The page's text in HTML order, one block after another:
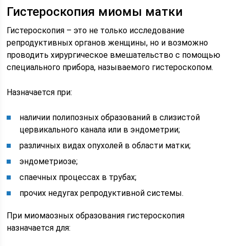
Гистероскопия миомы матки
Гистероскопия – это не только исследование
репродуктивных органов женщины, но и возможно
проводить хирургическое вмешательство с помощью
специального прибора, называемого гистероскопом.
Назначается при:
наличии полипозных образований в слизистой
цервикального канала или в эндометрии;
различных видах опухолей в области матки;
эндометриозе;
спаечных процессах в трубах;
прочих недугах репродуктивной системы.
При миомаозных образования гистероскопия
назначается для: